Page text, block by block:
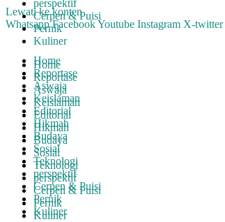
Lewati ke konten
Whatsapp FacebookYoutube Instagram X-twitter
Home
Reportase
Aswaja
Keislaman
Editorial
Hikmah
Budaya
Sosial
Teknologi
perspektif
Cerpen & Puisi
Pernik
Kuliner
perspektif
Cerpen & Puisi
Pernik
Kuliner
Home
Reportase
Aswaja
Keislaman
Editorial
Hikmah
Budaya
Sosial
Teknologi
perspektif
Cerpen & Puisi
Pernik
Kuliner